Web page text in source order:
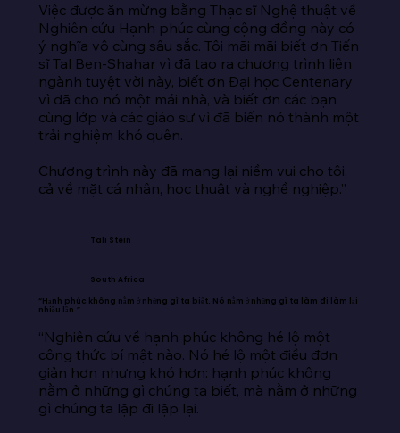
Việc được ăn mừng bằng Thạc sĩ Nghệ thuật về
Nghiên cứu Hạnh phúc cùng cộng đồng này có
ý nghĩa vô cùng sâu sắc. Tôi mãi mãi biết ơn Tiến
sĩ Tal Ben-Shahar vì đã tạo ra chương trình liên
ngành tuyệt vời này, biết ơn Đại học Centenary
vì đã cho nó một mái nhà, và biết ơn các bạn
cùng lớp và các giáo sư vì đã biến nó thành một
trải nghiệm khó quên.
Chương trình này đã mang lại niềm vui cho tôi,
cả về mặt cá nhân, học thuật và nghề nghiệp.”
Tali Stein
South Africa
“Hạnh phúc không nằm ở những gì ta biết. Nó nằm ở những gì ta làm đi làm lại
nhiều lần.”
“Nghiên cứu về hạnh phúc không hé lộ một
công thức bí mật nào. Nó hé lộ một điều đơn
giản hơn nhưng khó hơn: hạnh phúc không
nằm ở những gì chúng ta biết, mà nằm ở những
gì chúng ta lặp đi lặp lại.